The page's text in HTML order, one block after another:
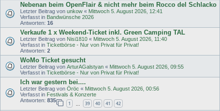
Nebenan beim OpenFlair & nicht mehr beim Rocco del Schlacko
Letzter Beitrag von unkow « Mittwoch 5. August 2026, 12:41
Verfasst in Bandwünsche 2026
Antworten: 16
Verkaufe 1 x Weekend-Ticket inkl. Green Camping TAL
Letzter Beitrag von Nisi1810 « Mittwoch 5. August 2026, 11:40
Verfasst in Ticketbörse - Nur von Privat für Privat!
Antworten: 2
WoMo Ticket gesucht
Letzter Beitrag von ArturAGalstyan « Mittwoch 5. August 2026, 09:55
Verfasst in Ticketbörse - Nur von Privat für Privat!
Ich war gestern bei....
Letzter Beitrag von Öröc « Mittwoch 5. August 2026, 00:56
Verfasst in Festivals & Konzerte
Antworten: 835
1 39 40 41 42